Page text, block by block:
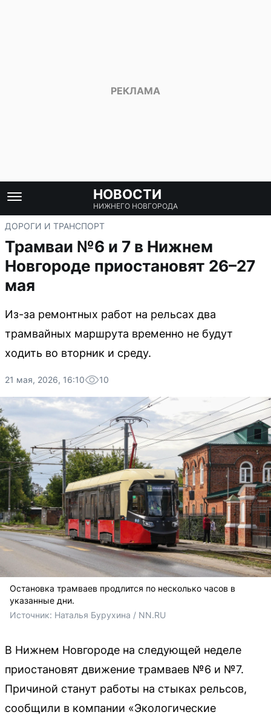
НОВОСТИ
НИЖНЕГО НОВГОРОДА
ДОРОГИ И ТРАНСПОРТ
Трамваи №6 и 7 в Нижнем
Новгороде приостановят 26–27
мая
Из-за ремонтных работ на рельсах два
трамвайных маршрута временно не будут
ходить во вторник и среду.
21 мая, 2026, 16:10 10
Остановка трамваев продлится по несколько часов в
указанные дни.
Источник: Наталья Бурухина / NN.RU
В Нижнем Новгороде на следующей неделе
приостановят движение трамваев №6 и №7.
Причиной станут работы на стыках рельсов,
сообщили в компании «Экологические